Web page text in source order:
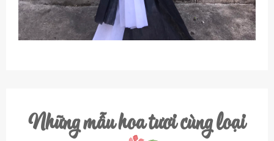
Những mẫu hoa tươi cùng loại